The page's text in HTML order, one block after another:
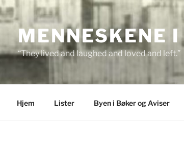
MENNESKENE
“They lived and laughed and loved and left.”
Hjem Lister Byen i Bøker og Aviser